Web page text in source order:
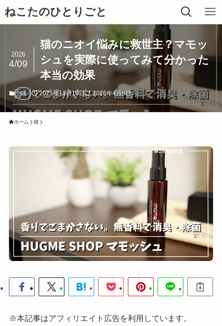
ねこたのひとりごと
猫のニオイ悩みに救世主？マモッ
シュを実際に使ってみて分かった
本当の効果
2026
4/09
猫 2025年11月16日 2026年4月9日
ホーム 猫
※本記事はアフィリエイト広告を利用しています。